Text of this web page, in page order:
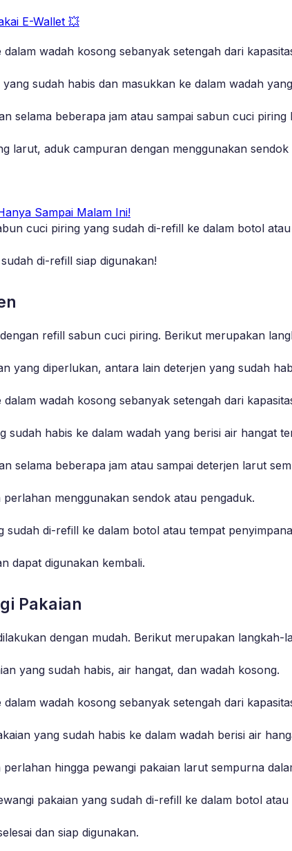
E-Wallet 💥
wadah kosong sebanyak setengah dari
sudah habis dan masukkan ke dalam wadah
selama beberapa jam atau sampai sabun cuci
larut, aduk campuran dengan menggunakan sendok
Sampai Malam Ini!
cuci piring yang sudah di-refill ke dalam botol
di-refill siap digunakan!
refill sabun cuci piring. Berikut merupakan
yang diperlukan, antara lain deterjen yang sudah
wadah kosong sebanyak setengah dari
sudah habis ke dalam wadah yang berisi air hangat
selama beberapa jam atau sampai deterjen larut
menggunakan sendok atau pengaduk.
sudah di-refill ke dalam botol atau tempat
dapat digunakan kembali.
Pakaian
dengan mudah. Berikut merupakan langkah-
yang sudah habis, air hangat, dan wadah kosong.
wadah kosong sebanyak setengah dari
yang sudah habis ke dalam wadah berisi air
hingga pewangi pakaian larut sempurna
pakaian yang sudah di-refill ke dalam botol atau
dan siap digunakan.